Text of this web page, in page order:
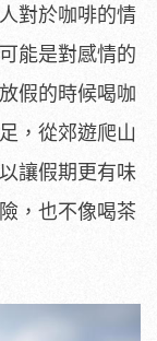
對於咖啡的情
能是對感情的
假的時候喝咖
，從郊遊爬山
讓假期更有味
，也不像喝茶